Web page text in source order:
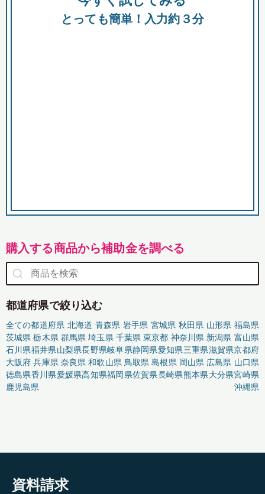
とっても簡単！入力約３分
購入する商品から補助金を調べる
都道府県で絞り込む
全ての都道府県 北海道 青森県 岩手県 宮城県 秋田県 山形県 福島県
茨城県 栃木県 群馬県 埼玉県 千葉県 東京都 神奈川県 新潟県 富山県
石川県福井県山梨県長野県岐阜県静岡県愛知県三重県滋賀県京都府
大阪府 兵庫県 奈良県 和歌山県 鳥取県 島根県 岡山県 広島県 山口県
徳島県香川県愛媛県高知県福岡県佐賀県長崎県熊本県大分県宮崎県
鹿児島県
沖縄県
資料請求